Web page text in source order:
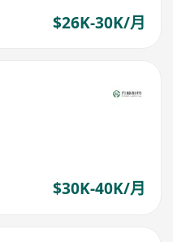
$26K-30K/月
$30K-40K/月